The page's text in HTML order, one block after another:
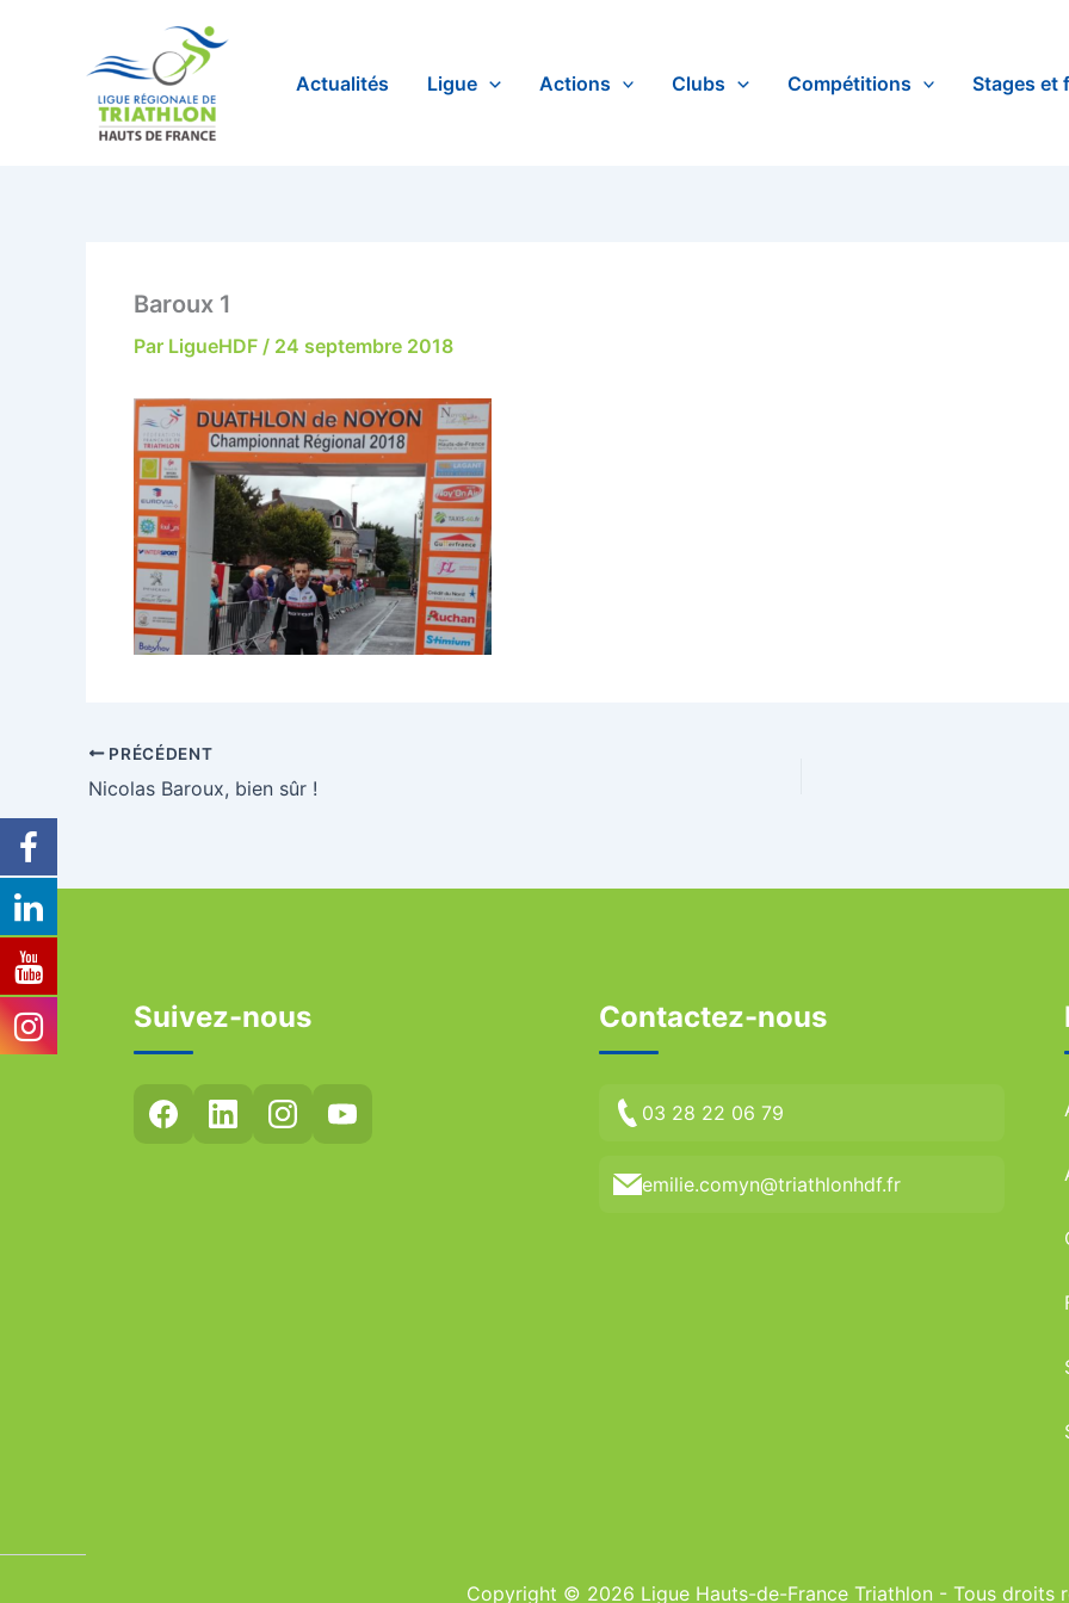
Actualités Ligue Actions Clubs Compétitions Stages et
Baroux 1
Par LigueHDF / 24 septembre 2018
PRÉCÉDENT
Nicolas Baroux, bien sûr !
Suivez-nous Contactez-nous
03 28 22 06 79
emilie.comyn@triathlonhdf.fr
Copyright © 2026 Ligue Hauts-de-France Triathlon - Tous droits